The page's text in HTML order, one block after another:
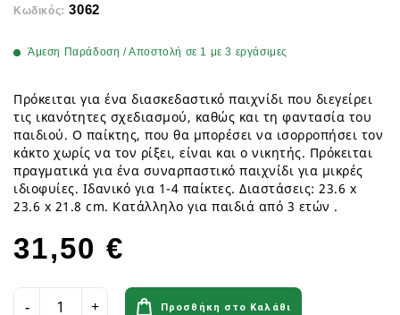
Κωδικός: 3062
Άμεση Παράδοση / Αποστολή σε 1 με 3 εργάσιμες
Πρόκειται για ένα διασκεδαστικό παιχνίδι που διεγείρει
τις ικανότητες σχεδιασμού, καθώς και τη φαντασία του
παιδιού. Ο παίκτης, που θα μπορέσει να ισορροπήσει τον
κάκτο χωρίς να τον ρίξει, είναι και ο νικητής. Πρόκειται
πραγματικά για ένα συναρπαστικό παιχνίδι για μικρές
ιδιοφυίες. Ιδανικό για 1-4 παίκτες. Διαστάσεις: 23.6 x
23.6 x 21.8 cm. Κατάλληλο για παιδιά από 3 ετών .
31,50 €
Προσθήκη στο Καλάθι